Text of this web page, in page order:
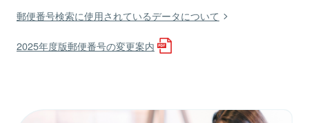
郵便番号検索に使用されているデータについて
2025年度版郵便番号の変更案内